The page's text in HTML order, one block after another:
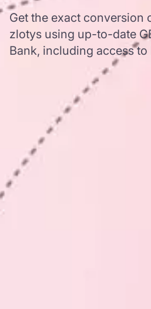
Get the exact conversion
zlotys using up-to-date
Bank, including access